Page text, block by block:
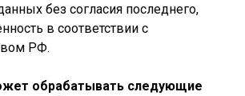
без согласия последнего,
в соответствии с
РФ.
обрабатывать следующие